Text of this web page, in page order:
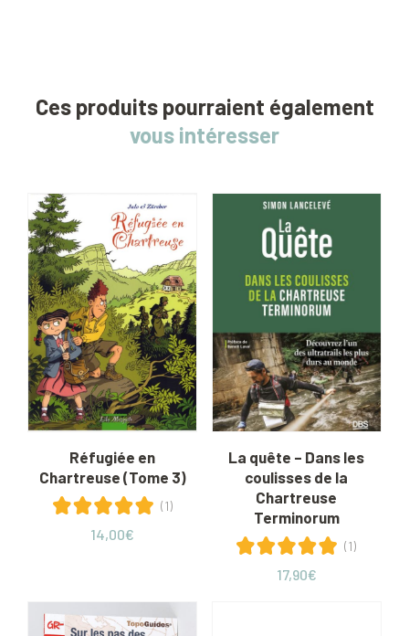
Ces produits pourraient également
vous intéresser
Réfugiée en
Chartreuse (Tome 3)
(1)
14,00€
La quête – Dans les
coulisses de la
Chartreuse
Terminorum
(1)
17,90€